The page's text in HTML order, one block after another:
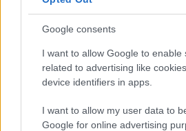
Google consents
I want to allow Google to enable
related to advertising like
device identifiers in apps.
I want to allow my user data to
Google for online advertising
El empresario José Elías analiza el
consecuencias en la jubilación
INVERSIONES